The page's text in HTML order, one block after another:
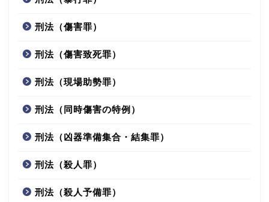
刑法（傷害罪）
刑法（傷害致死罪）
刑法（現場助勢罪）
刑法（同時傷害の特例）
刑法（凶器準備集合・結集罪）
刑法（殺人罪）
刑法（殺人予備罪）